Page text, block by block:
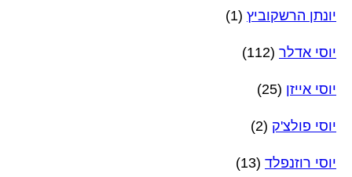
יונתן הרשקוביץ (1)
יוסי אדלר (112)
יוסי אייזן (25)
יוסי פולצ'ק (2)
יוסי רוזנפלד (13)